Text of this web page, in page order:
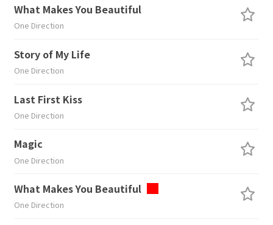
What Makes You Beautiful
One Direction
Story of My Life
One Direction
Last First Kiss
One Direction
Magic
One Direction
What Makes You Beautiful
One Direction